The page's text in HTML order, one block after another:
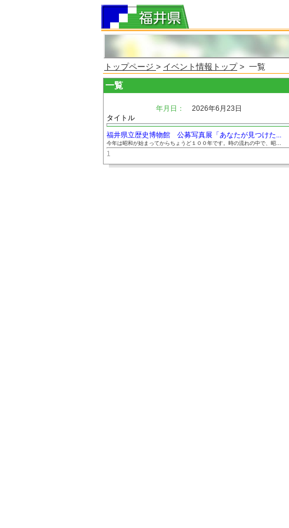
トップページ > イベント情報トップ> 一覧
一覧
年月日：
2026年6月23日
タイトル
福井県立歴史博物館 公募写真展「あなたが見つけた...
今年は昭和が始まってからちょうど１００年です。時の流れの中で、昭...
1